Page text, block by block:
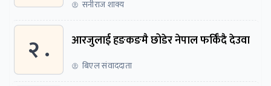
सनीराज शाक्य
२ . आरजुलाई हङकङमै छोडेर नेपाल फर्किँदै देउवा
बिएल संवाददाता